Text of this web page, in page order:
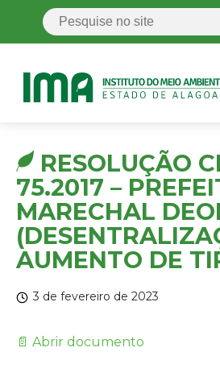
RESOLUÇÃO
75.2017 –
MARECHAL
AUMENTO DE
3 de fevereiro de 2023
📄 Abrir documento